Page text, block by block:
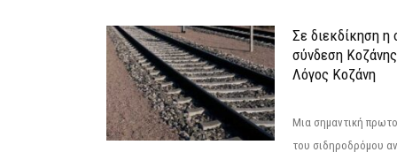
Σε διεκδίκηση η
σύνδεση
Λόγος Κοζάνη
Μια σημαντική
του σιδηροδρόμου